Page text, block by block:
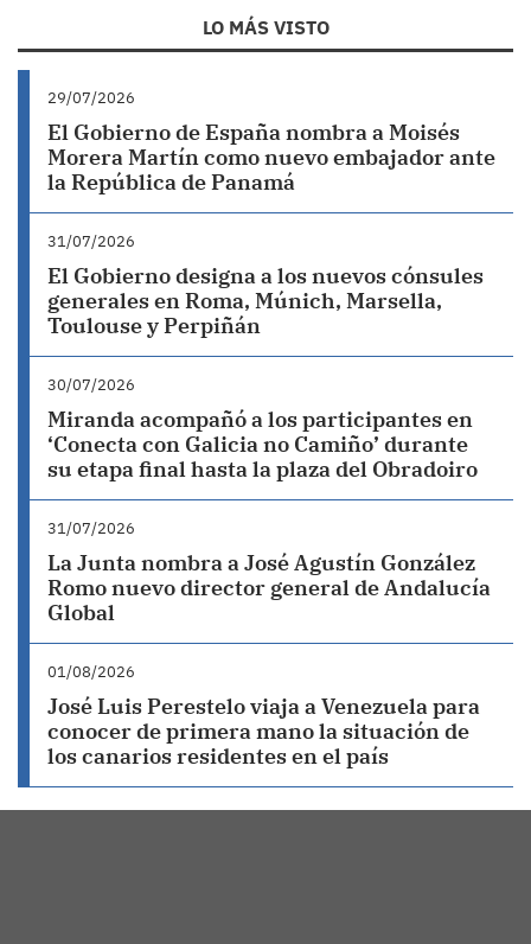
LO MÁS VISTO
29/07/2026
El Gobierno de España nombra a Moisés
Morera Martín como nuevo embajador ante
la República de Panamá
31/07/2026
El Gobierno designa a los nuevos cónsules
generales en Roma, Múnich, Marsella,
Toulouse y Perpiñán
30/07/2026
Miranda acompañó a los participantes en
‘Conecta con Galicia no Camiño’ durante
su etapa final hasta la plaza del Obradoiro
31/07/2026
La Junta nombra a José Agustín González
Romo nuevo director general de Andalucía
Global
01/08/2026
José Luis Perestelo viaja a Venezuela para
conocer de primera mano la situación de
los canarios residentes en el país